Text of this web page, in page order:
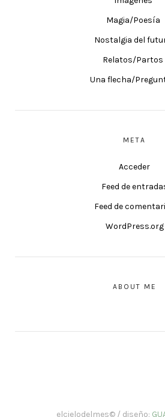
Magia/Poesía
Nostalgia del
Relatos/Partos
Una flecha/
META
Acceder
Feed de
Feed de
WordPress.org
ABOUT ME
elcielodelmes© / diseño: